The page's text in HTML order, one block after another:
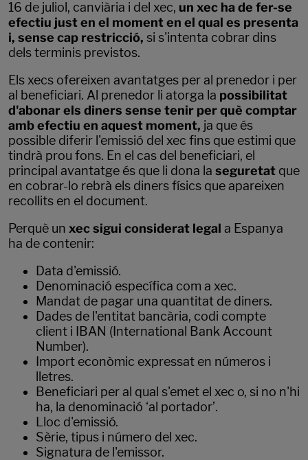
16 de juliol, canviària i del xec, un xec ha de fer-se
efectiu just en el moment en el qual es presenta
i, sense cap restricció, si s'intenta cobrar dins
dels terminis previstos.
Els xecs ofereixen avantatges per al prenedor i per
al beneficiari. Al prenedor li atorga la possibilitat
d'abonar els diners sense tenir per què comptar
amb efectiu en aquest moment, ja que és
possible diferir l'emissió del xec fins que estimi que
tindrà prou fons. En el cas del beneficiari, el
principal avantatge és que li dona la seguretat que
en cobrar-lo rebrà els diners físics que apareixen
recollits en el document.
Perquè un xec sigui considerat legal a Espanya
ha de contenir:
Data d'emissió.
Denominació específica com a xec.
Mandat de pagar una quantitat de diners.
Dades de l'entitat bancària, codi compte
client i IBAN (International Bank Account
Number).
Import econòmic expressat en números i
lletres.
Beneficiari per al qual s'emet el xec o, si no n'hi
ha, la denominació ‘al portador’.
Lloc d'emissió.
Sèrie, tipus i número del xec.
Signatura de l'emissor.